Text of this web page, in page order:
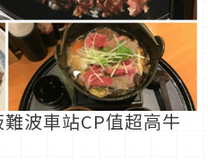
波車站CP值超高牛